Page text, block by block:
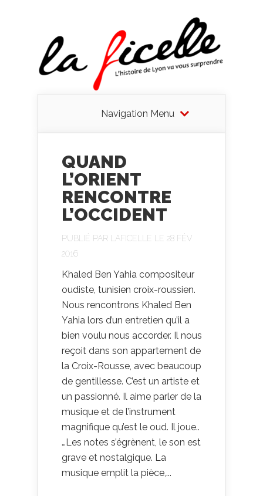
Navigation Menu
QUAND
L’ORIENT
RENCONTRE
L’OCCIDENT
PUBLIÉ PAR LAFICELLE LE 28 FÉV
2016
Khaled Ben Yahia compositeur
oudiste, tunisien croix-roussien.
Nous rencontrons Khaled Ben
Yahia lors d’un entretien qu’il a
bien voulu nous accorder. Il nous
reçoit dans son appartement de
la Croix-Rousse, avec beaucoup
de gentillesse. C’est un artiste et
un passionné. Il aime parler de la
musique et de l’instrument
magnifique qu’est le oud. Il joue..
…Les notes s’égrènent, le son est
grave et nostalgique. La
musique emplit la pièce,...